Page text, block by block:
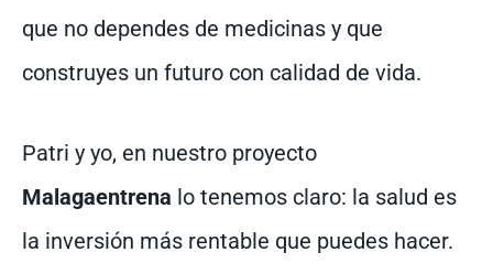
que no dependes de medicinas y que
construyes un futuro con calidad de vida.
Patri y yo, en nuestro proyecto
Malagaentrena lo tenemos claro: la salud es
la inversión más rentable que puedes hacer.